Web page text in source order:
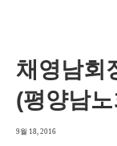
채영남회
(평양남
9월 18, 2016